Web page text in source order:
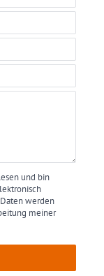
und bin
werden
meiner